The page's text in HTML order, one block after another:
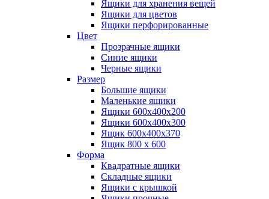
Ящики для хранения вещей
Ящики для цветов
Ящики перфорированные
Цвет
Прозрачные ящики
Синие ящики
Черные ящики
Размер
Большие ящики
Маленькие ящики
Ящики 600х400х200
Ящики 600х400х300
Ящик 600х400х370
Ящик 800 х 600
Форма
Квадратные ящики
Складные ящики
Ящики с крышкой